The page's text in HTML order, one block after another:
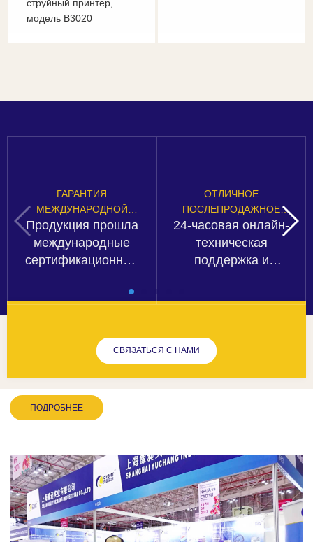
струйный принтер,
модель B3020
ГАРАНТИЯ
МЕЖДУНАРОДНОЙ
СЕРТИФИКАЦИИ
Продукция прошла
международные
сертификационные
SGS, TUV, FDA и т.
производительность
продукта.
ОТЛИЧНОЕ
ПОСЛЕПРОДАЖНОЕ
ОБСЛУЖИВАНИЕ
24-часовая онлайн-
техническая
поддержка и
СВЯЗАТЬСЯ С НАМИ
ПОДРОБНЕЕ